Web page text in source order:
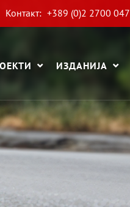
Контакт: +389 (0)2 2700 047
ИЗДАНИЈА